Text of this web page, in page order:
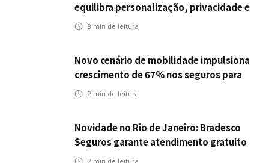
equilibra personalização, privacidade e
tecnologia
8 min de leitura
Novo cenário de mobilidade impulsiona
crescimento de 67% nos seguros para
veículos elétricos da Bradesco Seguros
2 min de leitura
Novidade no Rio de Janeiro: Bradesco
Seguros garante atendimento gratuito
na Ponte Rio-Niterói
2 min de leitura